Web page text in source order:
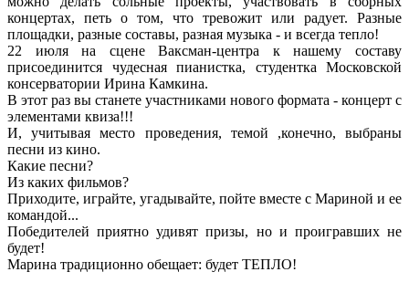
концертах, петь о том, что тревожит или радует. Разные
площадки, разные составы, разная музыка - и всегда тепло!
22 июля на сцене Ваксман-центра к нашему составу
присоединится чудесная пианистка, студентка Московской
консерватории Ирина Камкина.
В этот раз вы станете участниками нового формата - концерт с
элементами квиза!!!
И, учитывая место проведения, темой ,конечно, выбраны
песни из кино.
Какие песни?
Из каких фильмов?
Приходите, играйте, угадывайте, пойте вместе с Мариной и ее
командой...
Победителей приятно удивят призы, но и проигравших не
будет!
Марина традиционно обещает: будет ТЕПЛО!